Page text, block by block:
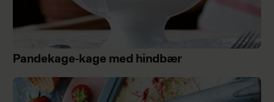
Pandekage-kage med hindbær